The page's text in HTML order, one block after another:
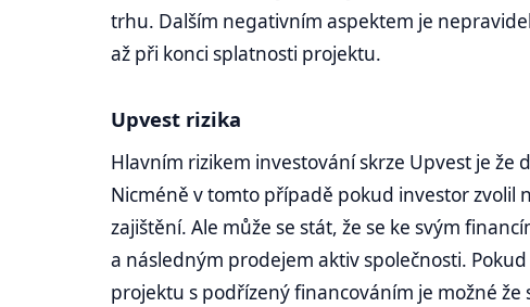
trhu. Dalším negativním aspektem je
až při konci splatnosti projektu.
Upvest rizika
Hlavním rizikem investování skrze Upvest je
Nicméně v tomto případě pokud investor
zajištění. Ale může se stát, že se ke svým
a následným prodejem aktiv společnosti.
projektu s podřízený financováním je možné že